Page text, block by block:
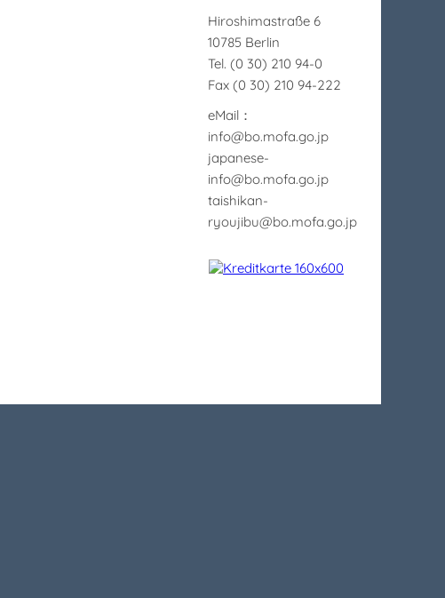
Hiroshimastraße 6
10785 Berlin
Tel. (0 30) 210 94-0
Fax (0 30) 210 94-222
eMail：
info@bo.mofa.go.jp
japanese-
info@bo.mofa.go.jp
taishikan-
ryoujibu@bo.mofa.go.jp